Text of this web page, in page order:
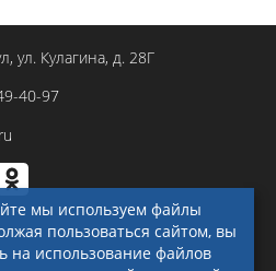
, ул. Кулагина, д. 28Г
40-97
мы используем файлы
пользоваться сайтом, вы
на использование файлов